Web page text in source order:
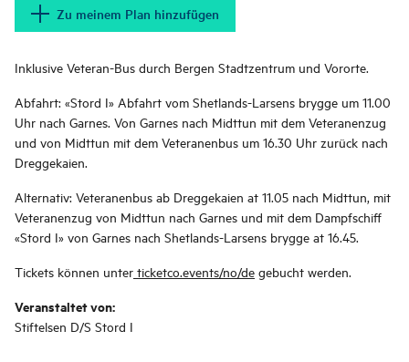
Zu meinem Plan hinzufügen
Inklusive Veteran-Bus durch Bergen Stadtzentrum und Vororte.
Abfahrt: «Stord I» Abfahrt vom Shetlands-Larsens brygge um 11.00
Uhr nach Garnes. Von Garnes nach Midttun mit dem Veteranen­zug
und von Midttun mit dem Veteranenbus um 16.30 Uhr zurück nach
Dreggekaien.
Alternativ: Veteranenbus ab Dreggekaien at 11.05 nach Midttun, mit
Veteranen­zug von Midttun nach Garnes und mit dem Dampfschiff
«Stord I» von Garnes nach Shetlands-Larsens brygge at 16.45.
Tickets können unter ticketco.events/no/de gebucht werden.
Veranstaltet von:
Stiftelsen D/S Stord I